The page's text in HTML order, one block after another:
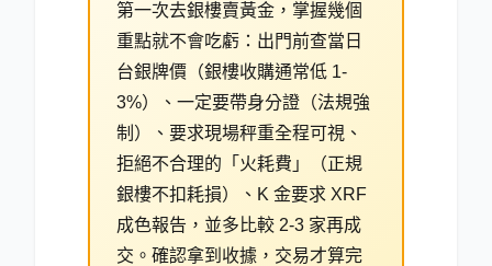
第一次去銀樓賣黃金，掌握幾個
重點就不會吃虧：出門前查當日
台銀牌價（銀樓收購通常低 1-
3%）、一定要帶身分證（法規強
制）、要求現場秤重全程可視、
拒絕不合理的「火耗費」（正規
銀樓不扣耗損）、K 金要求 XRF
成色報告，並多比較 2-3 家再成
交。確認拿到收據，交易才算完